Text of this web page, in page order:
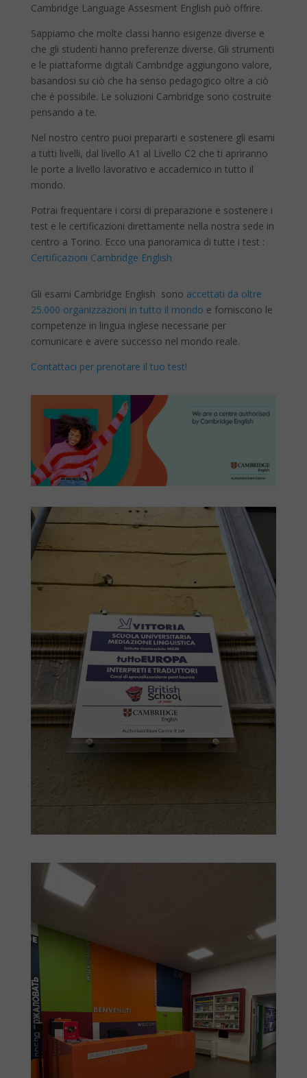
Cambridge Language Assesment English può offrire.
Sappiamo che molte classi hanno esigenze diverse e
che gli studenti hanno preferenze diverse. Gli strumenti
e le piattaforme digitali Cambridge aggiungono valore,
basandosi su ciò che ha senso pedagogico oltre a ciò
che è possibile. Le soluzioni Cambridge sono costruite
pensando a te.
Nel nostro centro puoi prepararti e sostenere gli esami
a tutti livelli, dal livello A1 al Livello C2 che ti apriranno
le porte a livello lavorativo e accademico in tutto il
mondo.
Potrai frequentare i corsi di preparazione e sostenere i
test e le certificazioni direttamente nella nostra sede in
centro a Torino. Ecco una panoramica di tutte i test :
Certificazioni Cambridge English
Gli esami Cambridge English sono accettati da oltre
25.000 organizzazioni in tutto il mondo e forniscono le
competenze in lingua inglese necessarie per
comunicare e avere successo nel mondo reale.
Contattaci per prenotare il tuo test!